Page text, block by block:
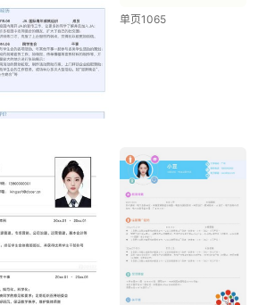
单页1065